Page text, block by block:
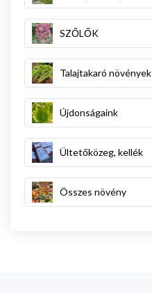
SZŐLŐK
Talajtakaró növények
Újdonságaink
Ültetőközeg, kellék
Összes növény